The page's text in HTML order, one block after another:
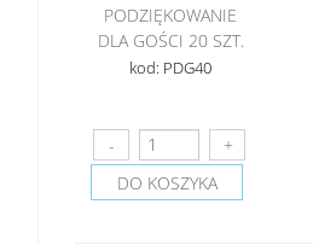
PODZIĘKOWANIE
DLA GOŚCI 20 SZT.
kod: PDG40
DO KOSZYKA